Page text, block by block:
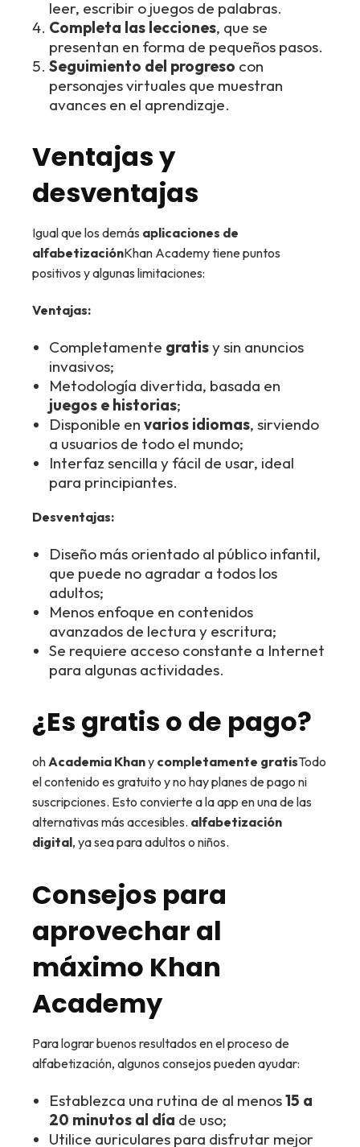
leer, escribir o juegos de palabras.
Completa las lecciones, que se
presentan en forma de pequeños pasos.
Seguimiento del progreso con
personajes virtuales que muestran
avances en el aprendizaje.
Ventajas y
desventajas
Igual que los demás aplicaciones de
alfabetizaciónKhan Academy tiene puntos
positivos y algunas limitaciones:
Ventajas:
Completamente gratisy sin anuncios
invasivos;
Metodología divertida, basada en
juegos e historias;
Disponible envarios idiomas, sirviendo
a usuarios de todo el mundo;
Interfaz sencilla y fácil de usar, ideal
para principiantes.
Desventajas:
Diseño más orientado al público infantil,
que puede no agradar a todos los
adultos;
Menos enfoque en contenidos
avanzados de lectura y escritura;
Se requiere acceso constante a Internet
para algunas actividades.
¿Es gratis o de pago?
ohAcademia Khany completamente gratisTodo
el contenido es gratuito y no hay planes de pago ni
suscripciones. Esto convierte a la app en una de las
alternativas más accesibles. alfabetización
digital, ya sea para adultos o niños.
Consejos para
aprovechar al
máximo Khan
Academy
Para lograr buenos resultados en el proceso de
alfabetización, algunos consejos pueden ayudar:
Establezca una rutina de al menos15 a
20 minutos al día de uso;
Utilice auriculares para disfrutar mejor